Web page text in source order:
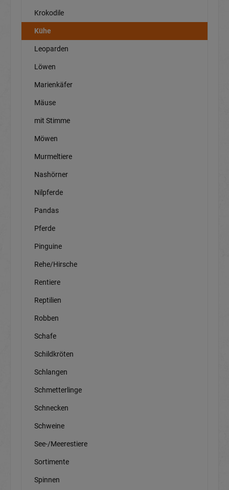
Krokodile
Kühe
Leoparden
Löwen
Marienkäfer
Mäuse
mit Stimme
Möwen
Murmeltiere
Nashörner
Nilpferde
Pandas
Pferde
Pinguine
Rehe/Hirsche
Rentiere
Reptilien
Robben
Schafe
Schildkröten
Schlangen
Schmetterlinge
Schnecken
Schweine
See-/Meerestiere
Sortimente
Spinnen